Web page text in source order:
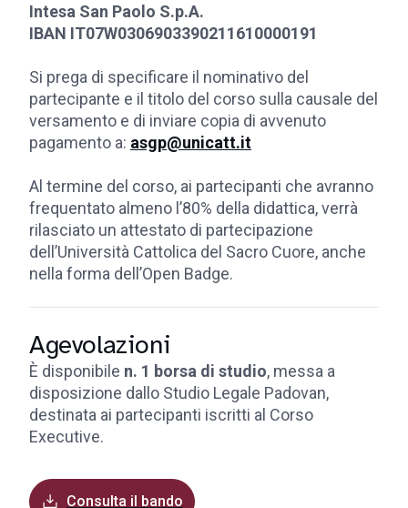
Intesa San Paolo S.p.A.
IBAN IT07W0306903390211610000191
Si prega di specificare il nominativo del
partecipante e il titolo del corso sulla causale del
versamento e di inviare copia di avvenuto
pagamento a: asgp@unicatt.it
Al termine del corso, ai partecipanti che avranno
frequentato almeno l’80% della didattica, verrà
rilasciato un attestato di partecipazione
dell’Università Cattolica del Sacro Cuore, anche
nella forma dell’Open Badge.
Agevolazioni
È disponibile n. 1 borsa di studio, messa a
disposizione dallo Studio Legale Padovan,
destinata ai partecipanti iscritti al Corso
Executive.
Consulta il bando